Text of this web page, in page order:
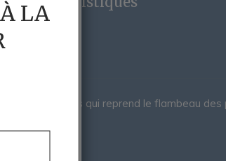
argentins qui reprend le flambeau des
LA